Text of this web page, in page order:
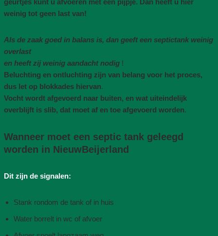
weinig tot geen last van!
Als de zaak goed in balans is, dan geeft een septictank weinig
overlast
en heeft zij weinig aandacht nodig !
Beluchting en ontluchting zijn van belang voor het proces,
dus let op blokkades hiervan.
Vocht wordt afgevoerd naar buiten, en wat uiteindelijk
overblijft is slib, dat moet af en toe afgevoerd worden.
Wanneer moet een septic tank geleegd
worden in NieuwBeijerland
Dit zijn de signalen:
Stank rondom de tank of in huis
Water borrelt in wc of afvoer